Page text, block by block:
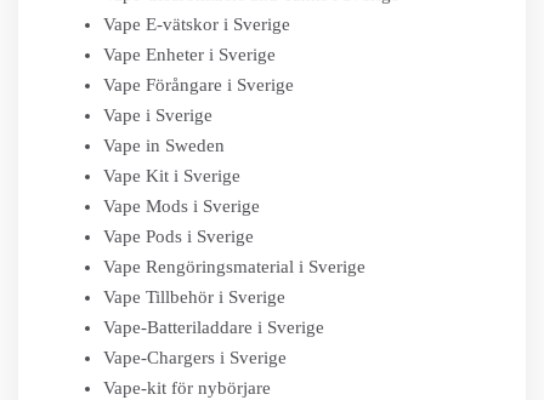
Vape E-vätskor i Sverige
Vape Enheter i Sverige
Vape Förångare i Sverige
Vape i Sverige
Vape in Sweden
Vape Kit i Sverige
Vape Mods i Sverige
Vape Pods i Sverige
Vape Rengöringsmaterial i Sverige
Vape Tillbehör i Sverige
Vape-Batteriladdare i Sverige
Vape-Chargers i Sverige
Vape-kit för nybörjare